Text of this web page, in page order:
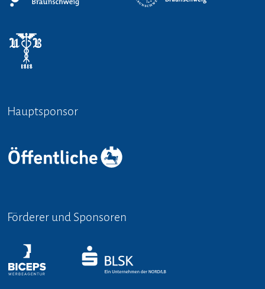
Hauptsponsor
Förderer und Sponsoren